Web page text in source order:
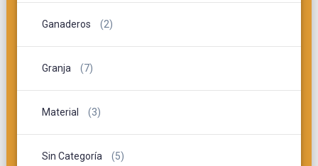
Ganaderos (2)
Granja (7)
Material (3)
Sin Categoría (5)